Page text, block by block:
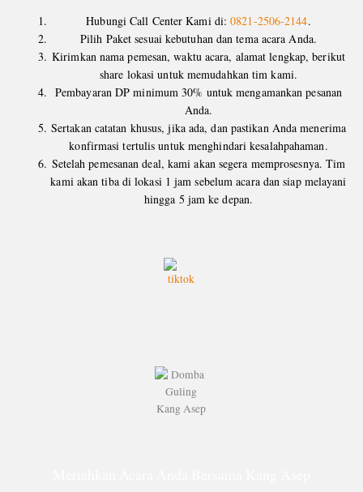
Hubungi Call Center Kami di:0821-2506-2144.
Pilih Paket sesuai kebutuhan dan tema acara Anda.
Kirimkan nama pemesan, waktu acara, alamat lengkap, berikut
share lokasi untuk memudahkan tim kami.
Pembayaran DP minimum 30% untuk mengamankan pesanan
Anda.
Sertakan catatan khusus, jika ada, dan pastikan Anda menerima
konfirmasi tertulis untuk menghindari kesalahpahaman.
Setelah pemesanan deal, kami akan segera memprosesnya. Tim
kami akan tiba di lokasi 1 jam sebelum acara dan siap melayani
hingga 5 jam ke depan.